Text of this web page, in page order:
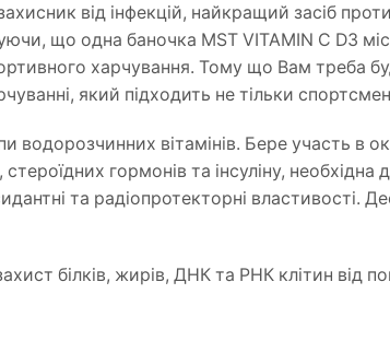
від інфекцій, найкращий засіб
що одна баночка MST VITAMIN C D3
харчування. Тому що Вам треба
який підходить не тільки
водорозчинних вітамінів. Бере участь в
гормонів та інсуліну, необхідна
та радіопротекторні властивості.
білків, жирів, ДНК та РНК клітин від